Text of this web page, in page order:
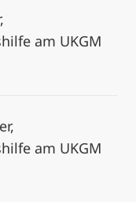
am UKGM
am UKGM